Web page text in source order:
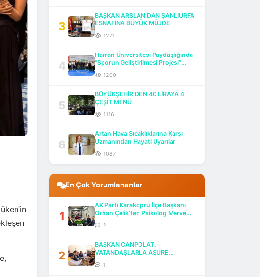
3
BAŞKAN ARSLAN’DAN ŞANLIURFA
ESNAFINA BÜYÜK MÜJDE
1271
4
Harran Üniversitesi Paydaşlığında
“Sporun Geliştirilmesi Projesi”
1200
5
BÜYÜKŞEHİR’DEN 40 LİRAYA 4
ÇEŞİT MENÜ
1116
6
Artan Hava Sıcaklıklarına Karşı
Uzmanından Hayati Uyarılar
1087
En Çok Yorumlananlar
1
AK Parti Karaköprü İlçe Başkanı
Orhan Çelik’ten Psikolog Merve
2
2
BAŞKAN CANPOLAT,
VATANDAŞLARLA AŞURE
1